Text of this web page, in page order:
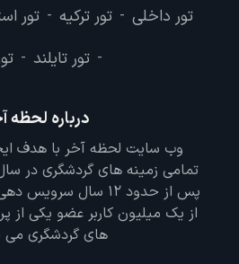
تور داخلی - تور ترکیه - تور
- تور تایلند -
درباره لحظه
وب سایت لحظه آخر با هدف
پس از حدود 12 سال
از یک میلیون کاربر عضو یکی از
های گردشگری می